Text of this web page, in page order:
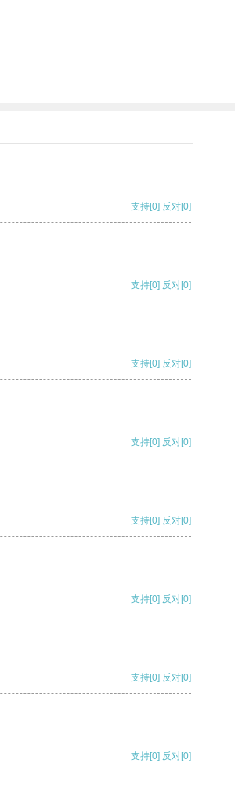
支持[0] 反对[0]
支持[0] 反对[0]
支持[0] 反对[0]
支持[0] 反对[0]
支持[0] 反对[0]
支持[0] 反对[0]
支持[0] 反对[0]
支持[0] 反对[0]